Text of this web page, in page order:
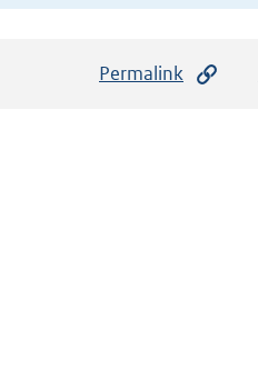
Permalink